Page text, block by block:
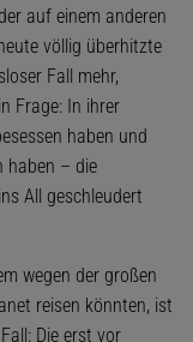
auf einem anderen
völlig überhitzte
Fall mehr,
Frage: In ihrer
haben und
haben – die
All geschleudert
wegen der großen
reisen könnten, ist
Die erst vor